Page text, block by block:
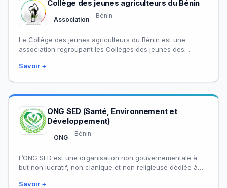
Collège des jeunes agriculteurs du Bénin
Association
Bénin
Le Collège des jeunes agriculteurs du Bénin est une
association regroupant les Collèges des jeunes des
Savoir +
ONG SED (Santé, Environnement et
Développement)
ONG
Bénin
L’ONG SED est une organisation non gouvernementale à
but non lucratif, non clanique et non religieuse dédiée à
Savoir +